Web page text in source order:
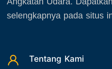
23. Operasi TNI
26. Agenda Yasarini
November 2025
selengkapnya pada situs
Tentang Kami